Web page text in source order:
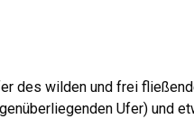
des wilden und frei
Ufer) und